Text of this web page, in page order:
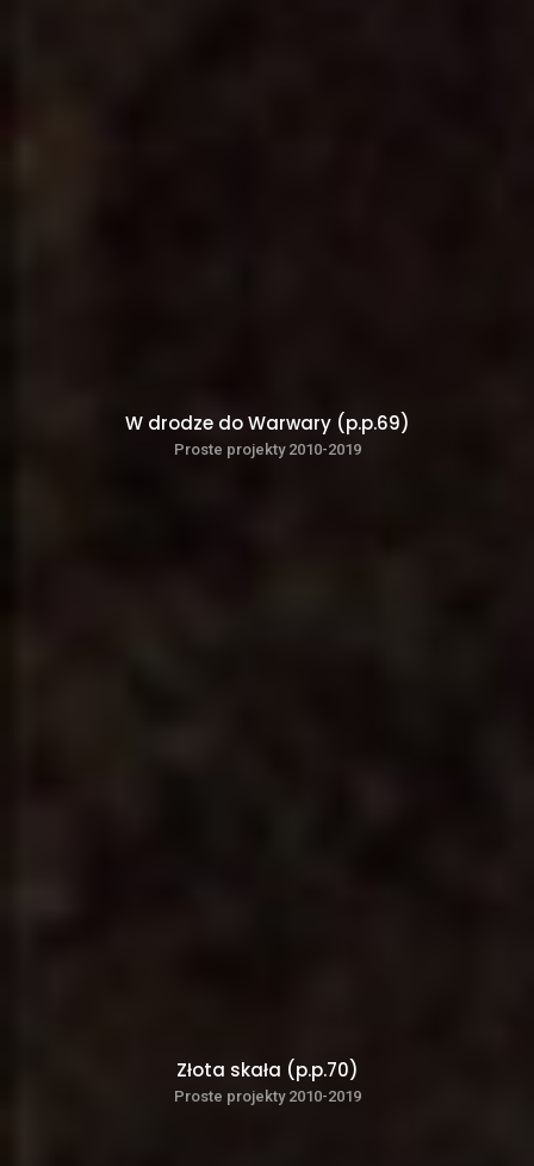
W drodze do Warwary (p.p.69)
Proste projekty 2010-2019
Złota skała (p.p.70)
Proste projekty 2010-2019